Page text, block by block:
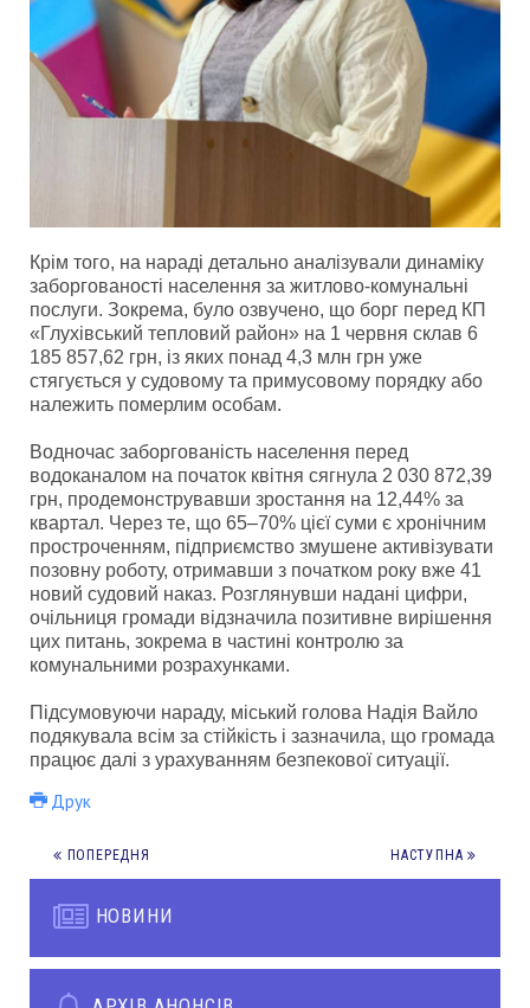
Крім того, на нараді детально аналізували динаміку
заборгованості населення за житлово-комунальні
послуги. Зокрема, було озвучено, що борг перед КП
«Глухівський тепловий район» на 1 червня склав 6
185 857,62 грн, із яких понад 4,3 млн грн уже
стягується у судовому та примусовому порядку або
належить померлим особам.
Водночас заборгованість населення перед
водоканалом на початок квітня сягнула 2 030 872,39
грн, продемонструвавши зростання на 12,44% за
квартал. Через те, що 65–70% цієї суми є хронічним
простроченням, підприємство змушене активізувати
позовну роботу, отримавши з початком року вже 41
новий судовий наказ. Розглянувши надані цифри,
очільниця громади відзначила позитивне вирішення
цих питань, зокрема в частині контролю за
комунальними розрахунками.
Підсумовуючи нараду, міський голова Надія Вайло
подякувала всім за стійкість і зазначила, що громада
працює далі з урахуванням безпекової ситуації.
Друк
ПОПЕРЕДНЯ НАСТУПНА
НОВИНИ